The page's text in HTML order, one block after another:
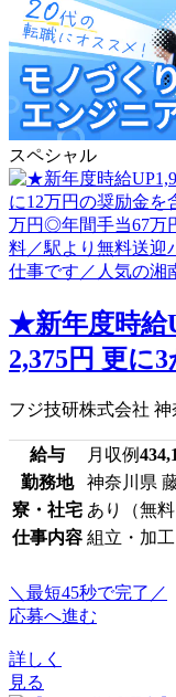
スペシャル
★新年度時給
2,375円 更に
フジ技研株式会社
給与 月収例
勤務地
神奈川県
寮・社宅 あり（無料
仕事内容 組立・加
＼最短45秒で完了／
応募へ進む
詳しく
見る